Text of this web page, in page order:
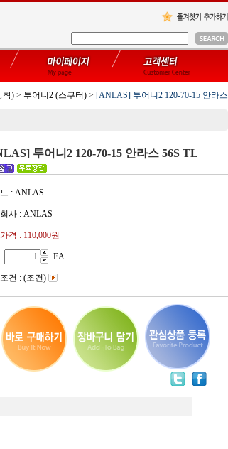
착) > 투어니2 (스쿠터) > [ANLAS] 투어니2 120-70-15 안라스
투어니2 120-70-15 안라스 56S TL
: ANLAS
사 : ANLAS
격 : 110,000원
EA
건 : (조건)